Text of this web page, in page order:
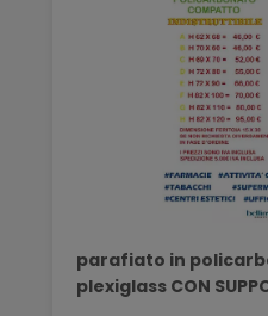
parafiato in
plexiglass CON